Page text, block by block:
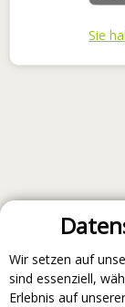
Sie
Wir setzen auf
sind essenziell,
Erlebnis auf